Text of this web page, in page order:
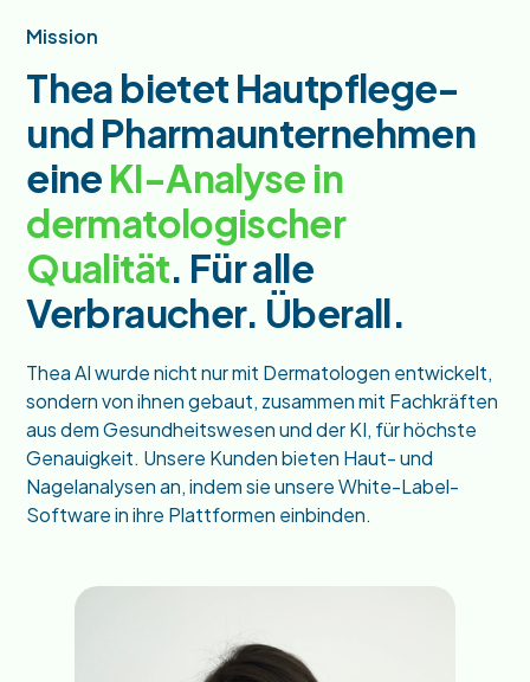
Mission
Thea bietet Hautpflege-
und Pharmaunternehmen
eine KI-Analyse in
dermatologischer
Qualität. Für alle
Verbraucher. Überall.
Thea AI wurde nicht nur mit Dermatologen entwickelt,
sondern von ihnen gebaut, zusammen mit Fachkräften
aus dem Gesundheitswesen und der KI, für höchste
Genauigkeit. Unsere Kunden bieten Haut- und
Nagelanalysen an, indem sie unsere White-Label-
Software in ihre Plattformen einbinden.